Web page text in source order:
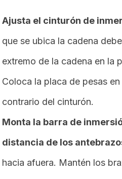
Ajusta el cinturón de
que se ubica la cadena
extremo de la cadena en la
Coloca la placa de pesas
contrario del cinturón.
Monta la barra de
distancia de los
hacia afuera. Mantén los